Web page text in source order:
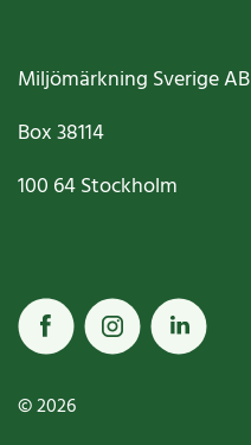
Miljömärkning Sverige AB
Box38114
100 64Stockholm
© 2026